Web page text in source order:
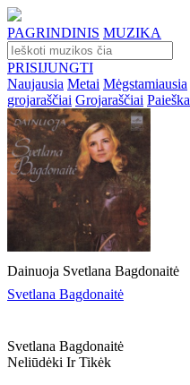
PAGRINDINIS MUZIKA
PRISIJUNGTI
Naujausia Metai Mėgstamiausia
grojaraščiai Grojaraščiai Paieška
Dainuoja Svetlana Bagdonaitė
Svetlana Bagdonaitė
Svetlana Bagdonaitė
Neliūdėki Ir Tikėk